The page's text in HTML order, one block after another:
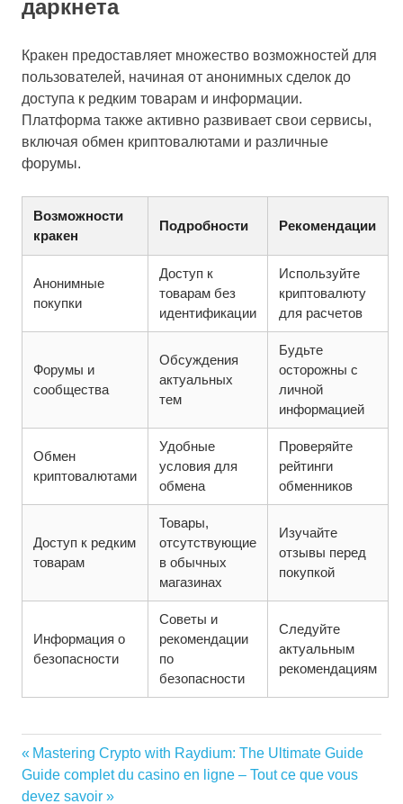
даркнета
Кракен предоставляет множество возможностей для
пользователей, начиная от анонимных сделок до
доступа к редким товарам и информации.
Платформа также активно развивает свои сервисы,
включая обмен криптовалютами и различные
форумы.
Возможности
кракен
Подробности Рекомендации
Анонимные
покупки
Доступ к
товарам без
идентификации
Используйте
криптовалюту
для расчетов
Форумы и
сообщества
Обсуждения
актуальных
тем
Будьте
осторожны с
личной
информацией
Обмен
криптовалютами
Удобные
условия для
обмена
Проверяйте
рейтинги
обменников
Доступ к редким
товарам
Товары,
отсутствующие
в обычных
магазинах
Изучайте
отзывы перед
покупкой
Информация о
безопасности
Советы и
рекомендации
по
безопасности
Следуйте
актуальным
рекомендациям
Beitragsnavigation
Vorheriger
Beitrag:
Mastering Crypto with Raydium: The Ultimate Guide
Nächster
Beitrag:
Guide complet du casino en ligne – Tout ce que vous
devez savoir